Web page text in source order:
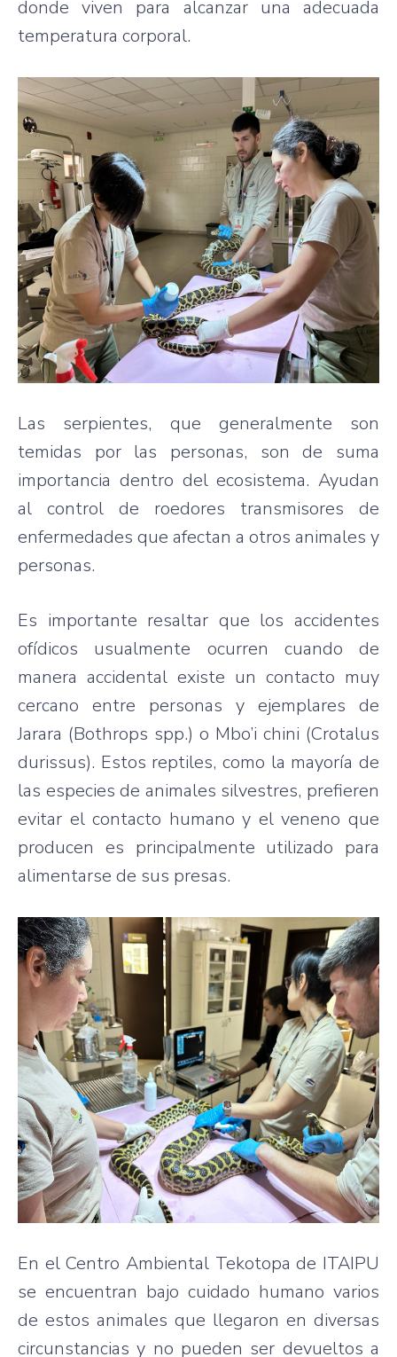
donde viven para alcanzar una adecuada
temperatura corporal.
Las serpientes, que generalmente son
temidas por las personas, son de suma
importancia dentro del ecosistema. Ayudan
al control de roedores transmisores de
enfermedades que afectan a otros animales y
personas.
Es importante resaltar que los accidentes
ofídicos usualmente ocurren cuando de
manera accidental existe un contacto muy
cercano entre personas y ejemplares de
Jarara (Bothrops spp.) o Mbo’i chini (Crotalus
durissus). Estos reptiles, como la mayoría de
las especies de animales silvestres, prefieren
evitar el contacto humano y el veneno que
producen es principalmente utilizado para
alimentarse de sus presas.
En el Centro Ambiental Tekotopa de ITAIPU
se encuentran bajo cuidado humano varios
de estos animales que llegaron en diversas
circunstancias y no pueden ser devueltos a